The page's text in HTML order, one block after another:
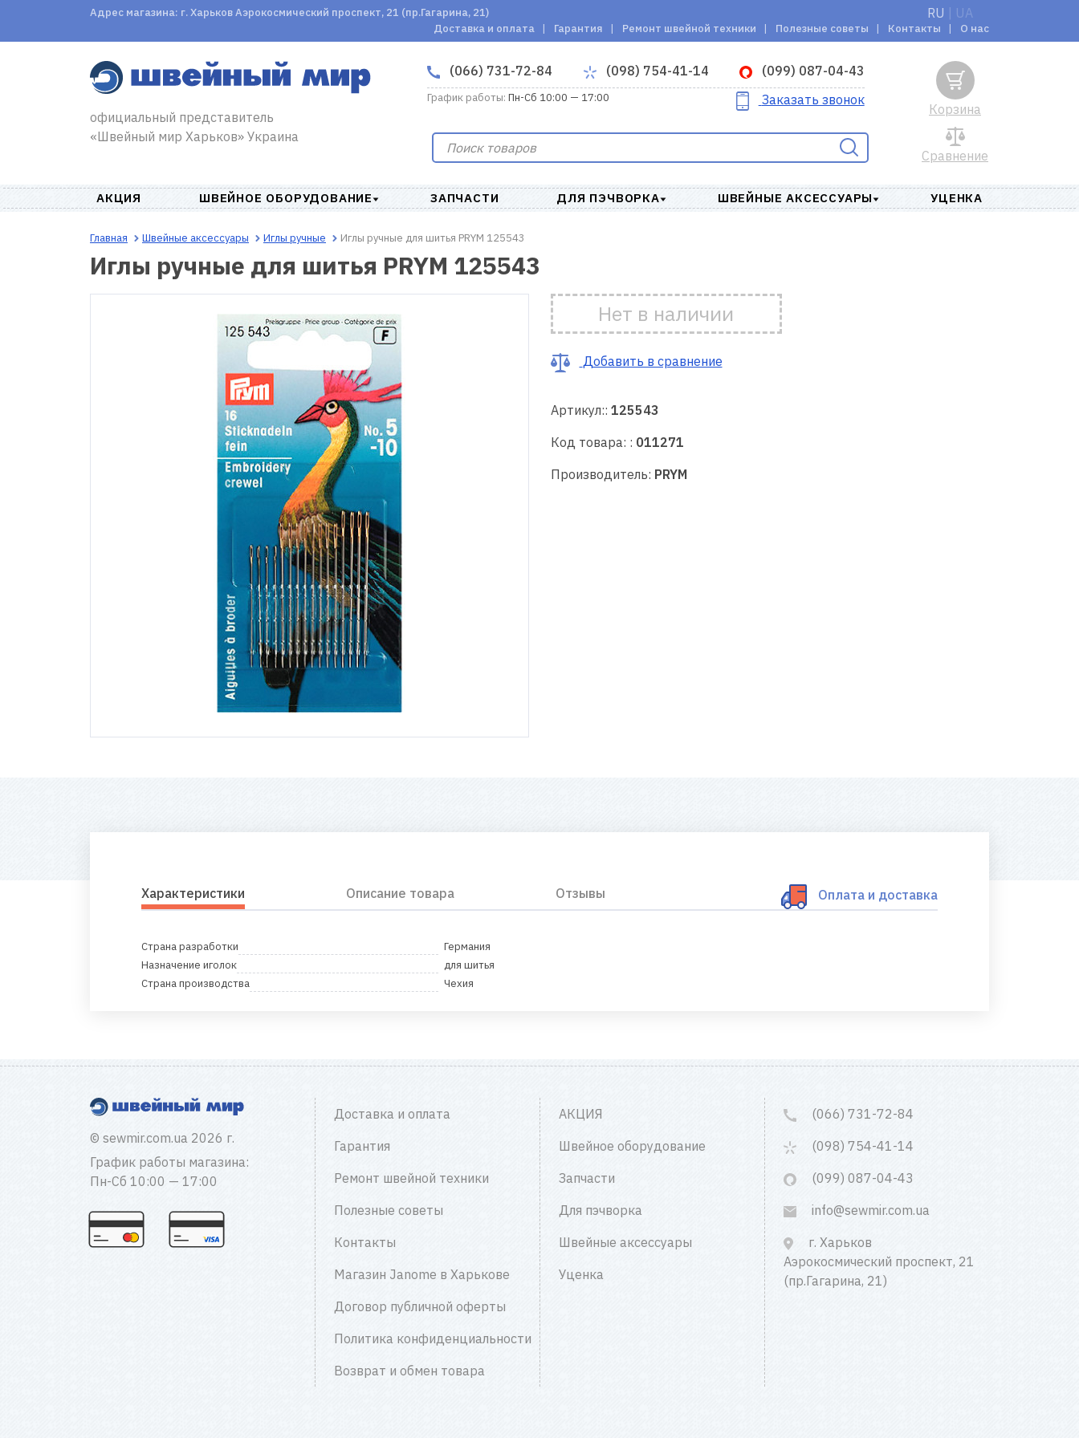
Адрес магазина: г. Харьков Аэрокосмический проспект, 21 (пр.Гагарина, 21) RU UA
Доставка и оплата Гарантия Ремонт швейной техники Полезные советы Контакты О нас
официальный представитель
«Швейный мир Харьков» Украина
(066) 731-72-84 (098) 754-41-14 (099) 087-04-43
График работы: Пн-Сб 10:00 — 17:00 Заказать звонок
Сравнение
Корзина
АКЦИЯ ШВЕЙНОЕ ОБОРУДОВАНИЕ ЗАПЧАСТИ ДЛЯ ПЭЧВОРКА ШВЕЙНЫЕ АКСЕССУАРЫ УЦЕНКА
Главная Швейные аксессуары Иглы ручные Иглы ручные для шитья PRYM 125543
Иглы ручные для шитья PRYM 125543
Нет в наличии
Добавить в сравнение
Артикул:: 125543
Код товара: : 011271
Производитель: PRYM
Характеристики Описание товара Отзывы Оплата и доставка
Страна разработки
Германия
Назначение иголок
для шитья
Страна производства
Чехия
© sewmir.com.ua 2026 г.
График работы магазина:
Пн-Сб 10:00 — 17:00
Доставка и оплата
Гарантия
Ремонт швейной техники
Полезные советы
Контакты
Магазин Janome в Харькове
Договор публичной оферты
Политика конфиденциальности
Возврат и обмен товара
АКЦИЯ
Швейное оборудование
Запчасти
Для пэчворка
Швейные аксессуары
Уценка
(066) 731-72-84
(098) 754-41-14
(099) 087-04-43
info@sewmir.com.ua
г. Харьков
Аэрокосмический проспект, 21
(пр.Гагарина, 21)